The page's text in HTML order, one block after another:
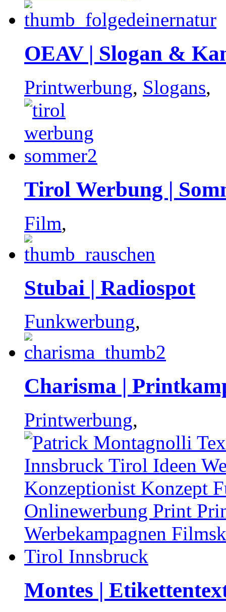
OEAV | Slogan &
Printwerbung, Slogans,
Tirol Werbung |
Film,
Stubai | Radiospot
Funkwerbung,
Charisma |
Printwerbung,
Montes |